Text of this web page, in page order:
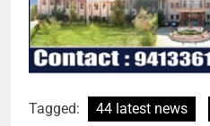
Tagged: 44 latest news